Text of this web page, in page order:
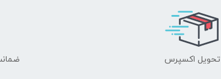
تحویل اکسپرس